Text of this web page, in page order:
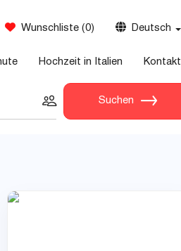
Wunschliste (0) Deutsch
Hochzeit in Italien Kontakt
Suchen